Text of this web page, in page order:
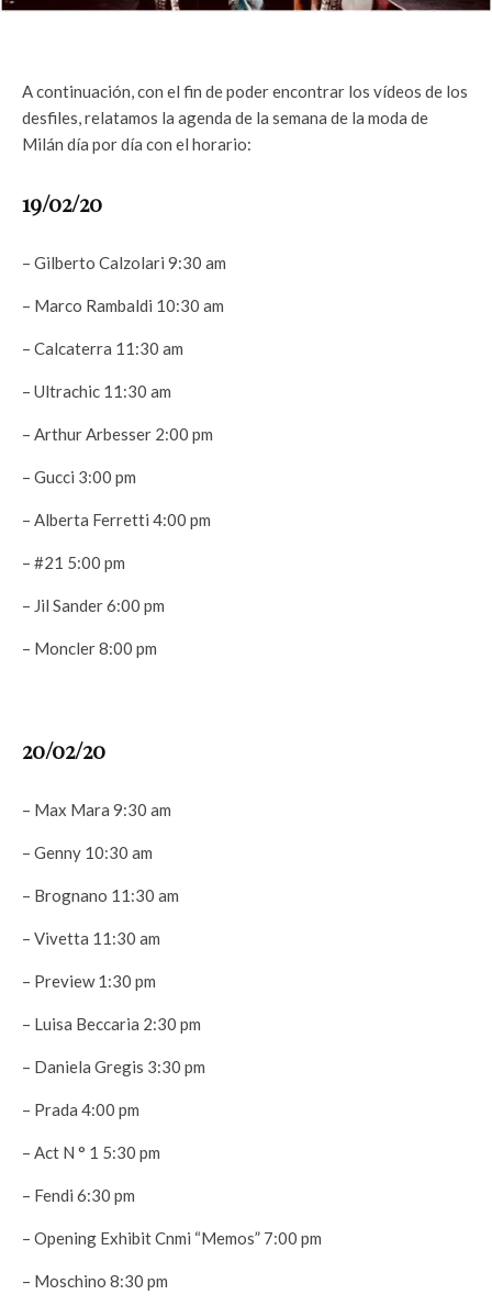
A continuación, con el fin de poder encontrar los vídeos de los
desfiles, relatamos la agenda de la semana de la moda de
Milán día por día con el horario:
19/02/20
– Gilberto Calzolari 9:30 am
– Marco Rambaldi 10:30 am
– Calcaterra 11:30 am
– Ultrachic 11:30 am
– Arthur Arbesser 2:00 pm
– Gucci 3:00 pm
– Alberta Ferretti 4:00 pm
– #21 5:00 pm
– Jil Sander 6:00 pm
– Moncler 8:00 pm
20/02/20
– Max Mara 9:30 am
– Genny 10:30 am
– Brognano 11:30 am
– Vivetta 11:30 am
– Preview 1:30 pm
– Luisa Beccaria 2:30 pm
– Daniela Gregis 3:30 pm
– Prada 4:00 pm
– Act N ° 1 5:30 pm
– Fendi 6:30 pm
– Opening Exhibit Cnmi “Memos” 7:00 pm
– Moschino 8:30 pm